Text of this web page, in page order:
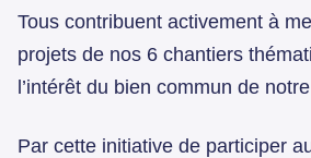
Tous contribuent activement à
projets de nos 6 chantiers
l’intérêt du bien commun de
Par cette initiative de participer